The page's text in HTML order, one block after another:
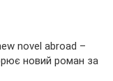
novel abroad –
новий роман за